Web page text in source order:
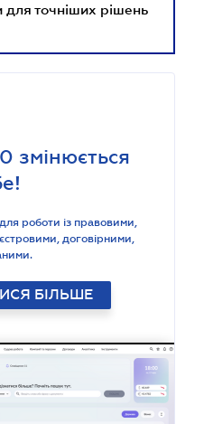
для точніших рішень
змінюється
роботи із правовими,
договірними,
БІЛЬШЕ